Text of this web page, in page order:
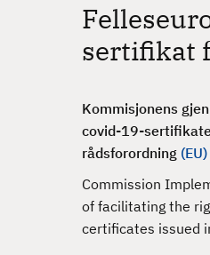
sertifikat
Kommisjonens
covid-19-
rådsforordning
Commission
of facilitating the
certificates issued